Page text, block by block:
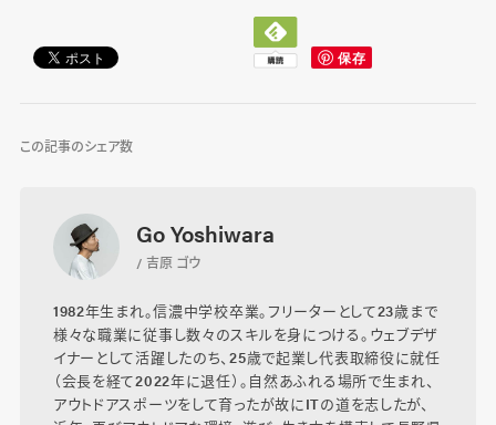
この記事のシェア数
Go Yoshiwara
/ 吉原 ゴウ
1982年生まれ。信濃中学校卒業。フリーターとして23歳まで
様々な職業に従事し数々のスキルを身につける。ウェブデザ
イナーとして活躍したのち、25歳で起業し代表取締役に就任
（会長を経て2022年に退任）。自然あふれる場所で生まれ、
アウトドアスポーツをして育ったが故にITの道を志したが、